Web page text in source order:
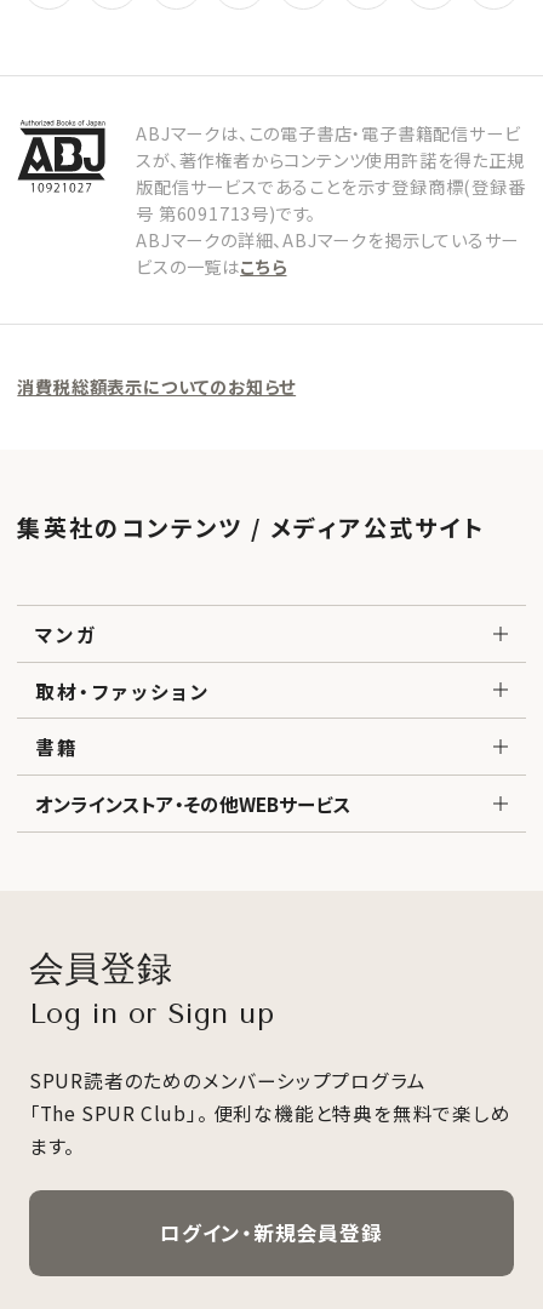
ABJマークは、この電子書店・電子書籍配信サービ
スが、著作権者からコンテンツ使用許諾を得た正規
版配信サービスであることを示す登録商標(登録番
号 第6091713号)です。
ABJマークの詳細、ABJマークを掲示しているサー
ビスの一覧はこちら
消費税総額表示についてのお知らせ
集英社のコンテンツ / メディア公式サイト
マンガ
取材・ファッション
書籍
オンラインストア・その他WEBサービス
会員登録
Log in or Sign up
SPUR読者のためのメンバーシッププログラム
「The SPUR Club」。 便利な機能と特典を無料で楽しめ
ます。
ログイン・新規会員登録